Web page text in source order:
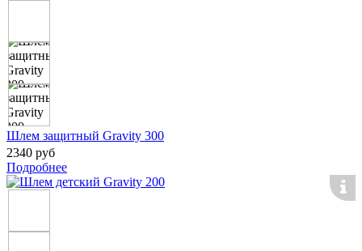
Шлем защитный Gravity 300
2340 руб
Подробнее